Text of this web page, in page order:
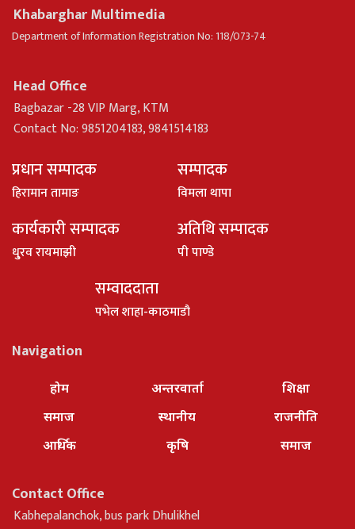
Khabarghar Multimedia
Department of Information Registration No: 118/073-74
Head Office
Bagbazar -28 VIP Marg, KTM
Contact No: 9851204183, 9841514183
प्रधान सम्पादक
हिरामान तामाङ
सम्पादक
विमला थापा
कार्यकारी सम्पादक
धु्रव रायमाझी
अतिथि सम्पादक
पी पाण्डे
सम्वाददाता
पभेल शाहा-काठमाडौ
Navigation
होम
समाज
आर्थिक
अन्तरवार्ता
स्थानीय
कृषि
शिक्षा
राजनीति
समाज
Contact Office
Kabhepalanchok, bus park Dhulikhel